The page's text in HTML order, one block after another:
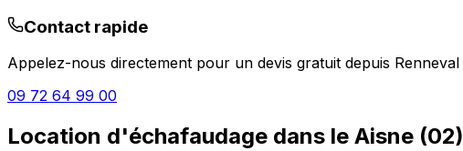
Contact rapide
Appelez-nous directement pour un devis gratuit depuis Renneval
09 72 64 99 00
Location d'échafaudage dans le Aisne (02)